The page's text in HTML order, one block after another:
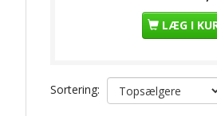
LÆG I
Sortering: